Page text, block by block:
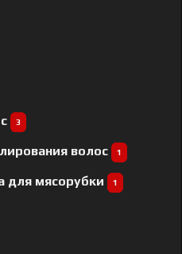
3
волос 1
для мясорубки 1